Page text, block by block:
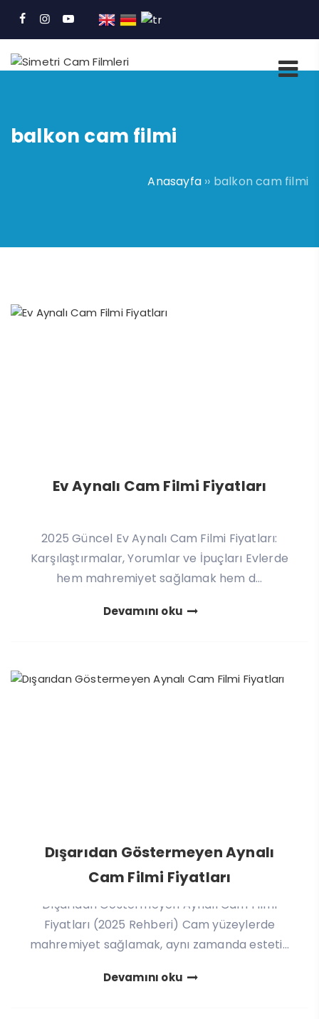
balkon cam filmi
Anasayfa ›› balkon cam filmi
Ev Aynalı Cam Filmi Fiyatları
2025 Güncel Ev Aynalı Cam Filmi Fiyatları:
Karşılaştırmalar, Yorumlar ve İpuçları Evlerde
hem mahremiyet sağlamak hem d...
Devamını oku
Dışarıdan Göstermeyen Aynalı
Cam Filmi Fiyatları
Dışarıdan Göstermeyen Aynalı Cam Filmi
Fiyatları (2025 Rehberi) Cam yüzeylerde
mahremiyet sağlamak, aynı zamanda esteti...
Devamını oku